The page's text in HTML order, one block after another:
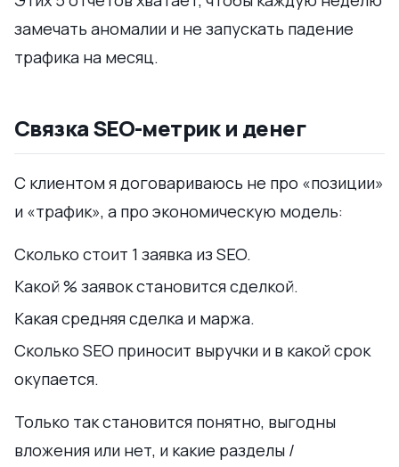
замечать аномалии и не запускать падение
трафика на месяц.
Связка SEO-метрик и денег
С клиентом я договариваюсь не про «позиции»
и «трафик», а про экономическую модель:
Сколько стоит 1 заявка из SEO.
Какой % заявок становится сделкой.
Какая средняя сделка и маржа.
Сколько SEO приносит выручки и в какой срок
окупается.
Только так становится понятно, выгодны
вложения или нет, и какие разделы /